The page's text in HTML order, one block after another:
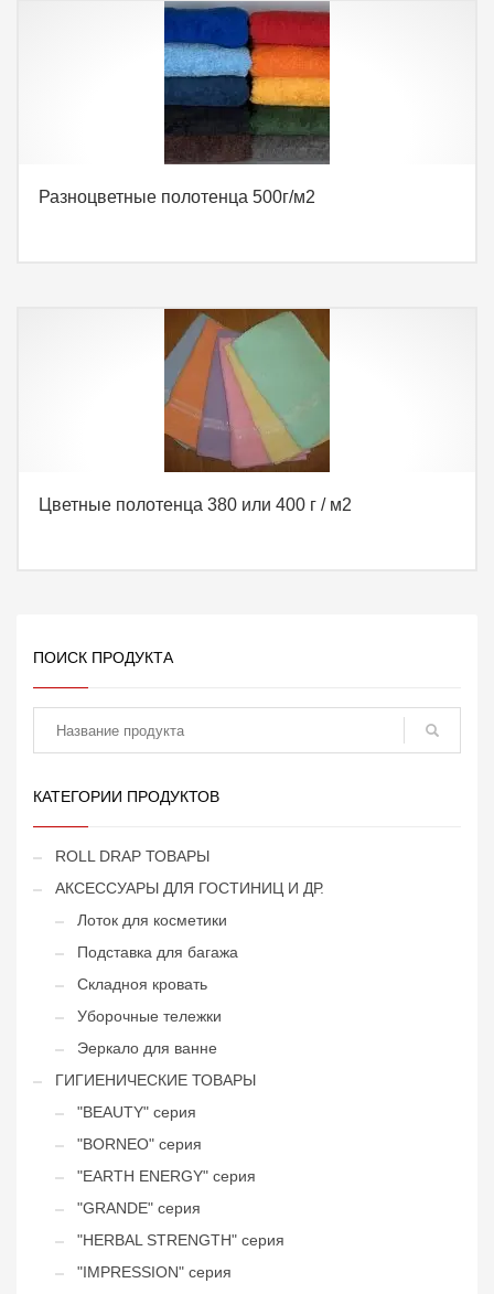
Разноцветные полотенца 500г/м2
Цветные полотенца 380 или 400 г / м2
ПОИСК ПРОДУКТА
КАТЕГОРИИ ПРОДУКТОВ
ROLL DRAP ТОВАРЫ
АКСЕССУАРЫ ДЛЯ ГОСТИНИЦ И ДР.
Лоток для косметики
Подставка для багажа
Складноя кровать
Уборочные тележки
Эеркало для ванне
ГИГИЕНИЧЕСКИЕ ТОВАРЫ
"BEAUTY" серия
"BORNEO" серия
"EARTH ENERGY" серия
"GRANDE" серия
"HERBAL STRENGTH" серия
"IMPRESSION" серия